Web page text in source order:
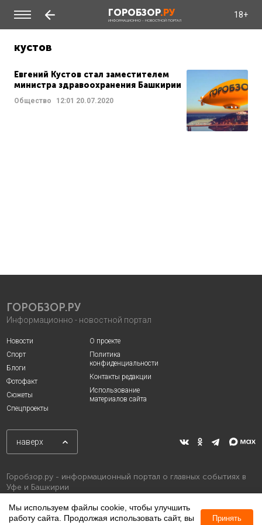
ГОРОБЗОР.РУ
ИНФОРМАЦИОННО - НОВОСТНОЙ ПОРТАЛ
18+
кустов
Евгений Кустов стал заместителем
министра здравоохранения Башкирии
Общество 12:01 20.07.2020
ГОРОБЗОР.РУ
Информационно - новостной портал
Новости
Спорт
Блоги
Фотофакт
Сюжеты
Спецпроекты
О проекте
Политика
конфиденциальности
Контакты редакции
Использование
материалов сайта
наверх
Горобзор.ру - информационный портал о главных событиях в
Уфе и Башкирии
Мы используем файлы cookie, чтобы улучшить
работу сайта. Продолжая использовать сайт, вы
Принять